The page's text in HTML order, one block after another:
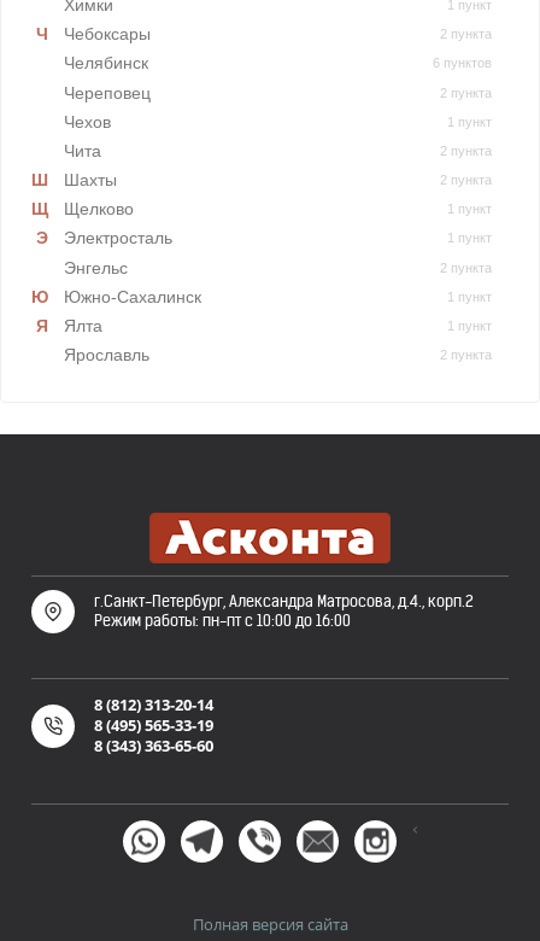
Химки 1 пункт
Чебоксары 2 пункта
Челябинск 6 пунктов
Череповец 2 пункта
Чехов 1 пункт
Чита 2 пункта
Шахты 2 пункта
Щелково 1 пункт
Электросталь 1 пункт
Энгельс 2 пункта
Южно-Сахалинск 1 пункт
Ялта 1 пункт
Ярославль 2 пункта
г.Санкт-Петербург, Александра Матросова, д.4., корп.2
Режим работы: пн-пт с 10:00 до 16:00
8 (812) 313-20-14
8 (495) 565-33-19
8 (343) 363-65-60
<
Полная версия сайта